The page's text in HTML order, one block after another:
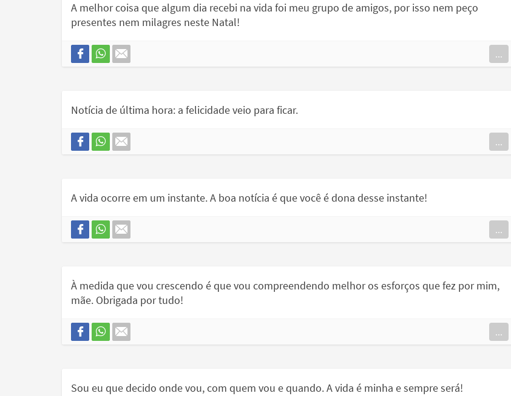
A melhor coisa que algum dia recebi na vida foi meu grupo de amigos, por isso nem peço
presentes nem milagres neste Natal!
...
Notícia de última hora: a felicidade veio para ficar.
...
A vida ocorre em um instante. A boa notícia é que você é dona desse instante!
...
À medida que vou crescendo é que vou compreendendo melhor os esforços que fez por mim,
mãe. Obrigada por tudo!
...
Sou eu que decido onde vou, com quem vou e quando. A vida é minha e sempre será!